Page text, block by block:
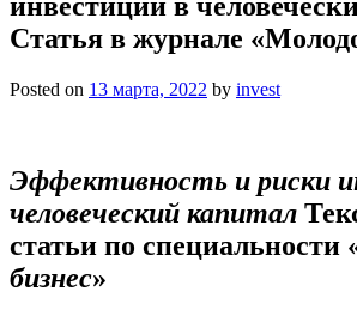
Статья в журнале
Posted on 13 марта, 2022 by invest
Эффективность и риски
человеческий капитал
статьи по специальности
бизнес»